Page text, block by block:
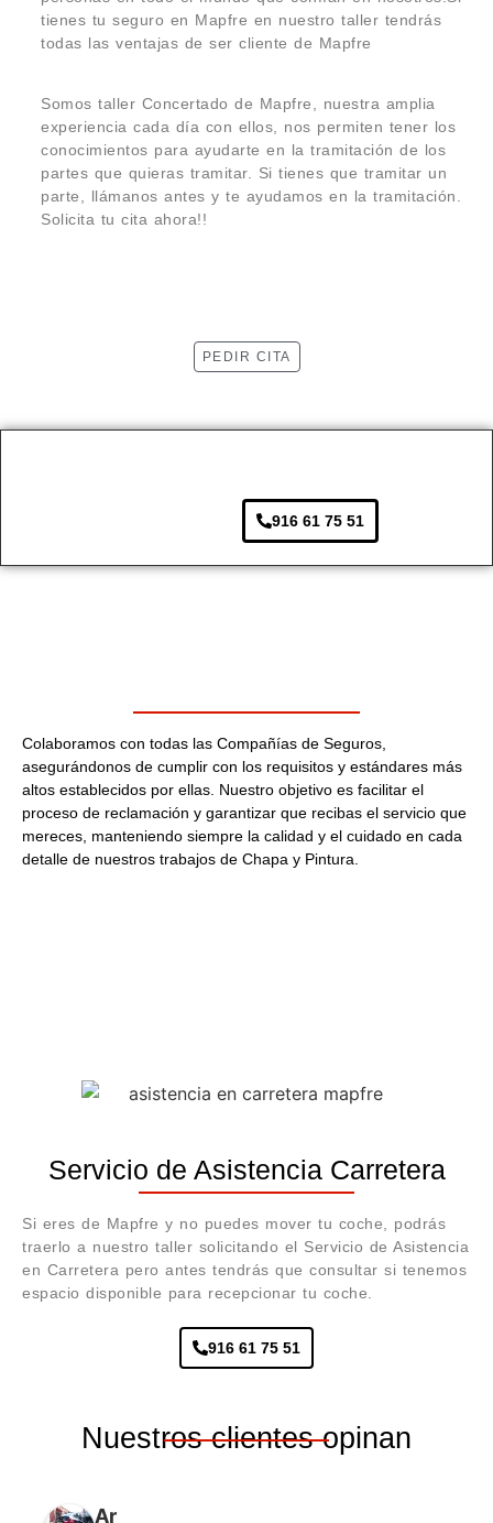
tienes tu seguro en Mapfre en nuestro taller tendrás
todas las ventajas de ser cliente de Mapfre
Somos taller Concertado de Mapfre, nuestra amplia
experiencia cada día con ellos, nos permiten tener los
conocimientos para ayudarte en la tramitación de los
partes que quieras tramitar. Si tienes que tramitar un
parte, llámanos antes y te ayudamos en la tramitación.
Solicita tu cita ahora!!
PEDIR CITA
916 61 75 51
Colaboramos con todas las Compañías de Seguros,
asegurándonos de cumplir con los requisitos y estándares más
altos establecidos por ellas. Nuestro objetivo es facilitar el
proceso de reclamación y garantizar que recibas el servicio que
mereces, manteniendo siempre la calidad y el cuidado en cada
detalle de nuestros trabajos de Chapa y Pintura.
Servicio de Asistencia Carretera
Si eres de Mapfre y no puedes mover tu coche, podrás
traerlo a nuestro taller solicitando el Servicio de Asistencia
en Carretera pero antes tendrás que consultar si tenemos
espacio disponible para recepcionar tu coche.
916 61 75 51
Nuestros clientes opinan
Ar